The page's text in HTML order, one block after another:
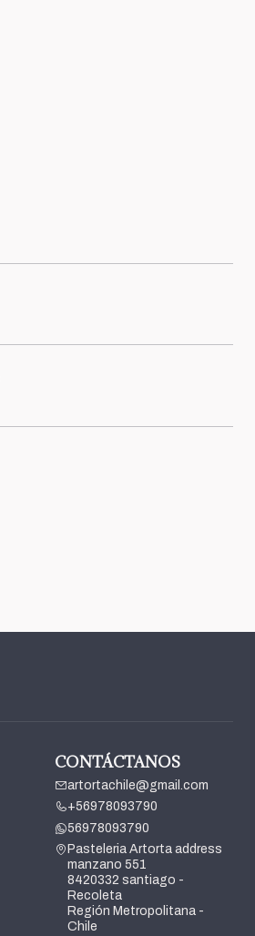
CONTÁCTANOS
artortachile@gmail.com
+56978093790
56978093790
Pasteleria Artorta address
manzano 551
8420332 santiago -
Recoleta
Región Metropolitana -
Chile